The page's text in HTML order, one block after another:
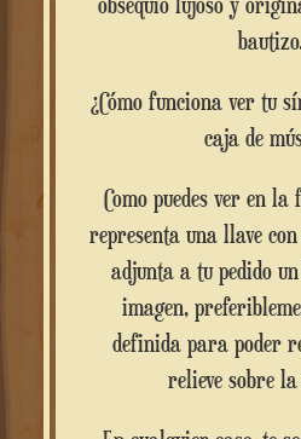
¿Cómo funciona ver tu símbolo hecho en la
caja de
Como puedes ver en la foto del producto,
representa una llave
adjunta a tu pedido
imagen,
definida para poder
relieve sobre